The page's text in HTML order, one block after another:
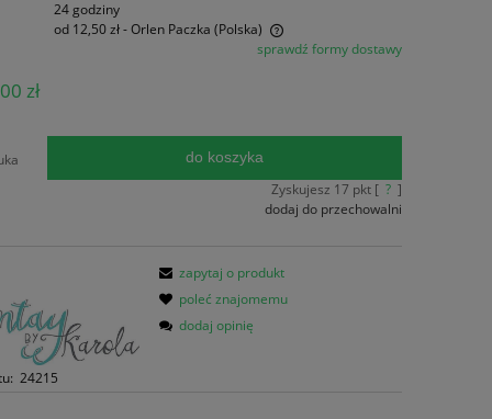
24 godziny
od 12,50 zł- Orlen Paczka (Polska)
sprawdź formy dostawy
zł
do koszyka
Zyskujesz 17 pkt [ ? ]
dodaj do przechowalni
24215
zapytaj o produkt
poleć znajomemu
dodaj opinię